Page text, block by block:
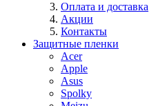
Оплата и доставка
Акции
Контакты
Защитные пленки
Acer
Apple
Asus
Spolky